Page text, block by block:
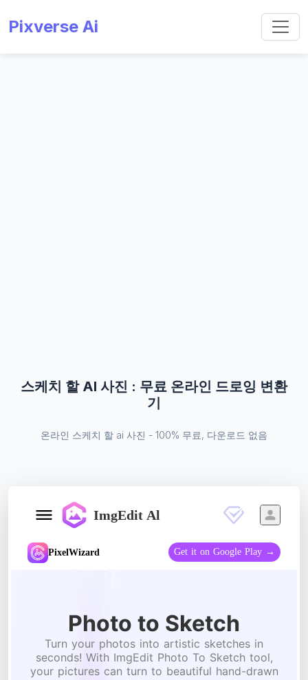
Pixverse Ai
스케치 할 AI 사진 : 무료 온라인 드로잉 변환
기
온라인 스케치 할 ai 사진 - 100% 무료, 다운로드 없음